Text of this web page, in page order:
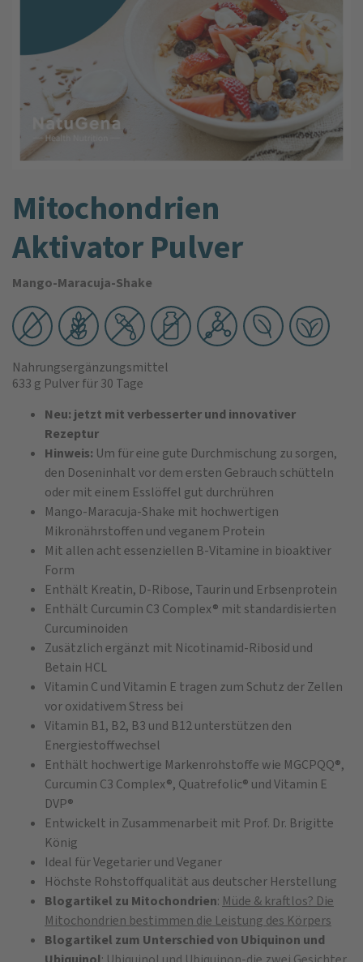
Mitochondrien
Aktivator Pulver
Mango-Maracuja-Shake
Nahrungsergänzungsmittel
633 g Pulverfür 30 Tage
Neu: jetzt mit verbesserter und innovativer
Rezeptur
Hinweis: Um für eine gute Durchmischung zu sorgen,
den Doseninhalt vor dem ersten Gebrauch schütteln
oder mit einem Esslöffel gut durchrühren
Mango-Maracuja-Shake mit hochwertigen
Mikronährstoffen und veganem Protein
Mit allen acht essenziellen B-Vitamine in bioaktiver
Form
Enthält Kreatin, D-Ribose, Taurin und Erbsenprotein
Enthält Curcumin C3 Complex® mit standardisierten
Curcuminoiden
Zusätzlich ergänzt mit Nicotinamid-Ribosid und
Betain HCL
Vitamin C und Vitamin E tragen zum Schutz der Zellen
vor oxidativem Stress bei
Vitamin B1, B2, B3 und B12 unterstützen den
Energiestoffwechsel
Enthält hochwertige Markenrohstoffe wie MGCPQQ®,
Curcumin C3 Complex®, Quatrefolic® und Vitamin E
DVP®
Entwickelt in Zusammenarbeit mit Prof. Dr. Brigitte
König
Ideal für Vegetarier und Veganer
Höchste Rohstoffqualität aus deutscher Herstellung
Blogartikel zu Mitochondrien: Müde & kraftlos? Die
Mitochondrien bestimmen die Leistung des Körpers
Blogartikel zum Unterschied von Ubiquinon und